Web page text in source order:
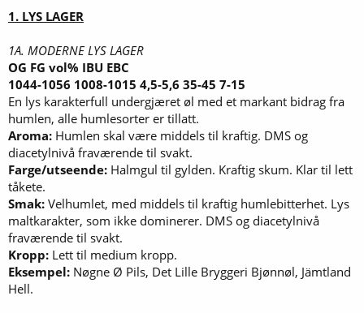
1. LYS LAGER
1A. MODERNE LYS LAGER
OG FG vol% IBU EBC
1044-1056 1008-1015 4,5-5,6 35-45 7-15
En lys karakterfull undergjæret øl med et markant bidrag fra
humlen, alle humlesorter er tillatt.
Aroma: Humlen skal være middels til kraftig. DMS og
diacetylnivå fraværende til svakt.
Farge/utseende: Halmgul til gylden. Kraftig skum. Klar til lett
tåkete.
Smak: Velhumlet, med middels til kraftig humlebitterhet. Lys
maltkarakter, som ikke dominerer. DMS og diacetylnivå
fraværende til svakt.
Kropp: Lett til medium kropp.
Eksempel: Nøgne Ø Pils, Det Lille Bryggeri Bjønnøl, Jämtland
Hell.